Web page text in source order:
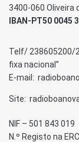
3400-060 Oliveira
IBAN-PT50 0045
Telf/ 238605200/
fixa nacional”
E-mail:
Site:
NIF – 501 843 019
N.º Registo na